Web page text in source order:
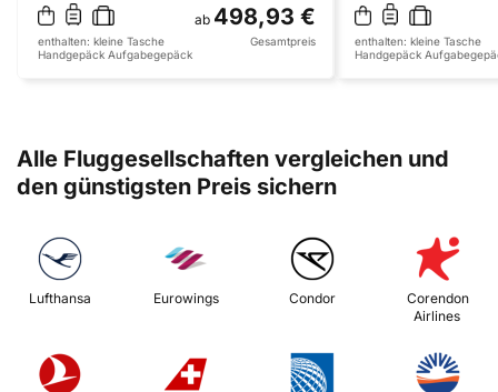
ab 498,93 €
enthalten: kleine Tasche
Handgepäck Aufgabegepäck
Gesamtpreis enthalten: kleine Tasche
Handgepäck
Alle Fluggesellschaften vergleichen und
den günstigsten Preis sichern
Lufthansa Eurowings Condor
Corendon
Airlines